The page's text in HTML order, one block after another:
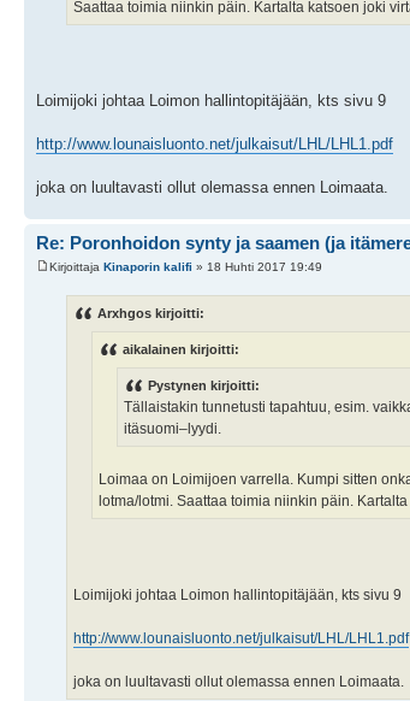
Saattaa toimia niinkin päin. Kartalta katsoen joki
Loimijoki johtaa Loimon hallintopitäjään, kts sivu 9
http://www.lounaisluonto.net/julkaisut/LHL/LHL1.pdf
joka on luultavasti ollut olemassa ennen Loimaata.
Re: Poronhoidon synty ja saamen (ja
Kirjoittaja Kinaporin kalifi » 18 Huhti 2017 19:49
Arxhgos kirjoitti:
aikalainen kirjoitti:
Pystynen kirjoitti:
Tällaistakin tunnetusti tapahtuu, esim.
itäsuomi–lyydi.
Loimaa on Loimijoen varrella. Kumpi sitten
lotma/lotmi. Saattaa toimia niinkin päin.
Loimijoki johtaa Loimon hallintopitäjään, kts sivu 9
http://www.lounaisluonto.net/julkaisut/LHL/LHL1.pdf
joka on luultavasti ollut olemassa ennen Loimaata.